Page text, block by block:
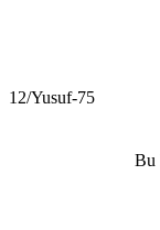
12/Yusuf-75
Bu